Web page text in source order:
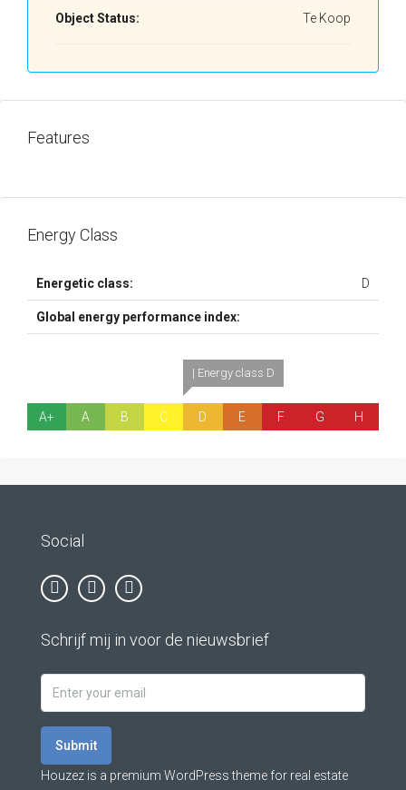
Object Status: Te Koop
Features
Energy Class
Energetic class: D
Global energy performance index:
A+ A B C
| Energy class D
D E F G H
Social
Schrijf mij in voor de nieuwsbrief
Submit
Houzez is a premium WordPress theme for real estate